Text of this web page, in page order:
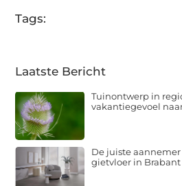
Tags:
Laatste Bericht
Tuinontwerp in
vakantiegevoel
De juiste
gietvloer in Brabant